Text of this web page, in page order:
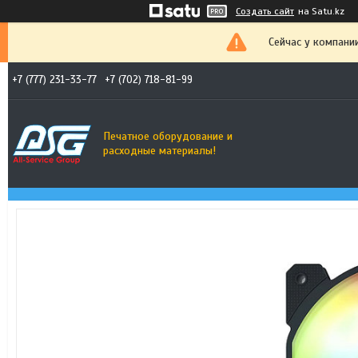
Создать сайт на Satu.kz
Сейчас у
+7 (777) 231-33-77 +7 (702) 718-81-99
Печатное оборудование и
расходные материалы!